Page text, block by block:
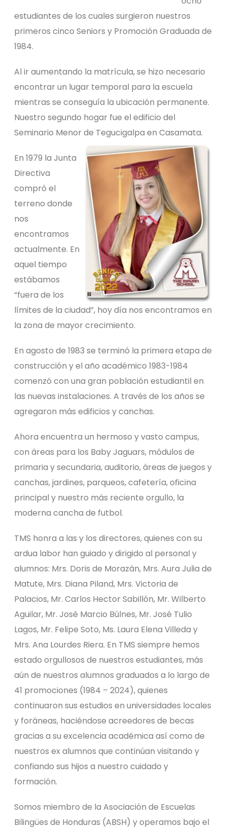
estudiantes de los cuales surgieron nuestros
primeros cinco Seniors y Promoción Graduada de
1984.
Al ir aumentando la matrícula, se hizo necesario
encontrar un lugar temporal para la escuela
mientras se conseguía la ubicación permanente.
Nuestro segundo hogar fue el edificio del
Seminario Menor de Tegucigalpa en Casamata.
En 1979 la Junta
Directiva
compró el
terreno donde
nos
encontramos
actualmente. En
aquel tiempo
estábamos
“fuera de los
límites de la ciudad”, hoy día nos encontramos en
la zona de mayor crecimiento.
En agosto de 1983 se terminó la primera etapa de
construcción y el año académico 1983-1984
comenzó con una gran población estudiantil en
las nuevas instalaciones. A través de los años se
agregaron más edificios y canchas.
Ahora encuentra un hermoso y vasto campus,
con áreas para los Baby Jaguars, módulos de
primaria y secundaria, auditorio, áreas de juegos y
canchas, jardines, parqueos, cafetería, oficina
principal y nuestro más reciente orgullo, la
moderna cancha de futbol.
TMS honra a las y los directores, quienes con su
ardua labor han guiado y dirigido al personal y
alumnos: Mrs. Doris de Morazán, Mrs. Aura Julia de
Matute, Mrs. Diana Piland, Mrs. Victoria de
Palacios, Mr. Carlos Hector Sabillón, Mr. Wilberto
Aguilar, Mr. José Marcio Búlnes, Mr. José Tulio
Lagos, Mr. Felipe Soto, Ms. Laura Elena Villeda y
Mrs. Ana Lourdes Riera. En TMS siempre hemos
estado orgullosos de nuestros estudiantes, más
aún de nuestros alumnos graduados a lo largo de
41 promociones (1984 – 2024), quienes
continuaron sus estudios en universidades locales
y foráneas, haciéndose acreedores de becas
gracias a su excelencia académica así como de
nuestros ex alumnos que continúan visitando y
confiando sus hijos a nuestro cuidado y
formación.
Somos miembro de la Asociación de Escuelas
Bilingües de Honduras (ABSH) y operamos bajo el